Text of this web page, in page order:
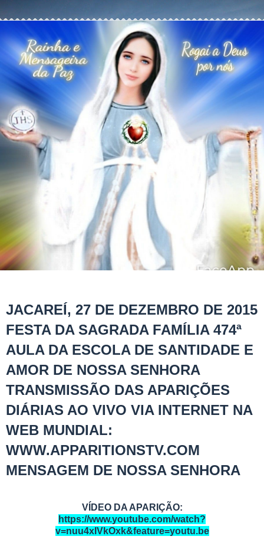
JACAREÍ, 27 DE DEZEMBRO DE 2015
FESTA DA SAGRADA FAMÍLIA 474ª
AULA DA ESCOLA DE SANTIDADE E
AMOR DE NOSSA SENHORA
TRANSMISSÃO DAS APARIÇÕES
DIÁRIAS AO VIVO VIA INTERNET NA
WEB MUNDIAL:
WWW.APPARITIONSTV.COM
MENSAGEM DE NOSSA SENHORA
VÍDEO DA APARIÇÃO:
https://www.youtube.com/watch?
v=nuu4xIVkOxk&feature=youtu.be